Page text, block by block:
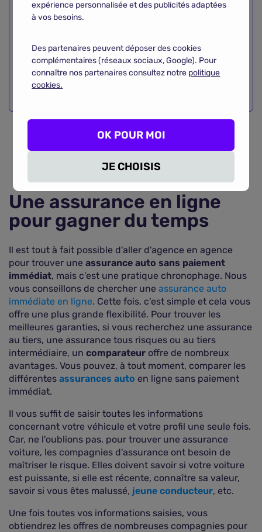
pour certains budgets. Mais au-delà de cet
connaître les voies poursélectionner une
assurance auto en ligne économiquepeut être
déterminant.
COMPARER LES ASSURANCES AUTO
Une assurance en ligne
pour gagner du temps
Il est tout à fait possible d'aller d'agence en agence
pour trouver une assurance auto sans paiement
immédiat, mais c'est une pratique chronophage. Nous
vous conseillons de chercher une assurance auto
immédiate en ligne. Cette fois, c'est simple et cela vous
offre une plus grande flexibilité. Pour trouver les
meilleures garanties, si vous recherchez une assurance
au tiers, une assurance tous risques ou au tiers
intermédiaire, un comparateur offre de nombreux
avantages. Vous pouvez, à tout moment, comparer les
différentes assurances auto en ligne sans paiement
immédiat.
Il vous suffit de saisir toutes les informations
concernant votre véhicule et votre profil une seule fois.
Car, ne l'oublions pas, pour trouver une assurance
voiture, les compagnies d'assurance ont besoin de
maîtriser le risque. Elles doivent savoir si votre voiture
est puissante, si elle est récente, connaître sa valeur,
savoir si vous êtes malussé, jeune conducteur, etc.
Une fois toutes vos informations saisies, vous
obtiendrez les offres de nombreuses compagnies pour
expérience personnalisée et des publicités adaptées
à vos besoins.
Des partenaires peuvent déposer des cookies
complémentaires (réseaux sociaux, Google). Pour
connaître nos partenaires consultez notre politique
cookies.
JE CHOISIS
OK POUR MOI